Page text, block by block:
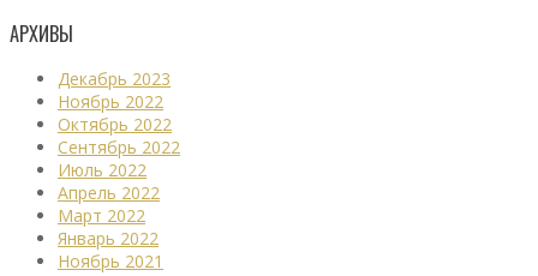
АРХИВЫ
Декабрь 2023
Ноябрь 2022
Октябрь 2022
Сентябрь 2022
Июль 2022
Апрель 2022
Март 2022
Январь 2022
Ноябрь 2021